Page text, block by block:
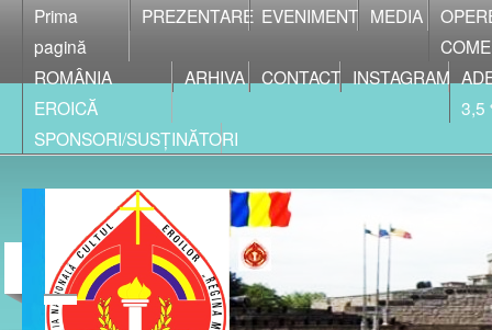
Prima
pagină
PREZENTARE EVENIMENT MEDIA
ROMÂNIA
EROICĂ
ARHIVA CONTACT INSTAGRAM
3,5
SPONSORI/SUSȚINĂTORI